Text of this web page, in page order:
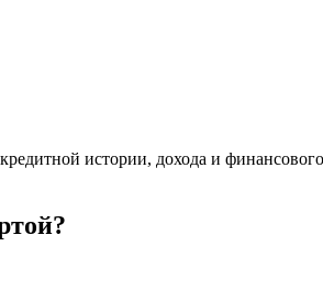
истории, дохода и